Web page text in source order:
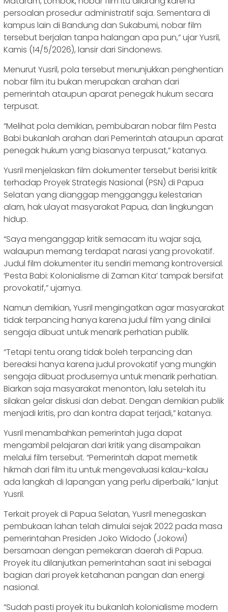
persoalan prosedur administratif saja. Sementara di
kampus lain di Bandung dan Sukabumi, nobar film
tersebut berjalan tanpa halangan apa pun,” ujar Yusril,
Kamis (14/5/2026), lansir dari Sindonews.
Menurut Yusril, pola tersebut menunjukkan penghentian
nobar film itu bukan merupakan arahan dari
pemerintah ataupun aparat penegak hukum secara
terpusat.
“Melihat pola demikian, pembubaran nobar film Pesta
Babi bukanlah arahan dari Pemerintah ataupun aparat
penegak hukum yang biasanya terpusat,” katanya.
Yusril menjelaskan film dokumenter tersebut berisi kritik
terhadap Proyek Strategis Nasional (PSN) di Papua
Selatan yang dianggap mengganggu kelestarian
alam, hak ulayat masyarakat Papua, dan lingkungan
hidup.
“Saya menganggap kritik semacam itu wajar saja,
walaupun memang terdapat narasi yang provokatif.
Judul film dokumenter itu sendiri memang kontroversial.
‘Pesta Babi: Kolonialisme di Zaman Kita’ tampak bersifat
provokatif,” ujarnya.
Namun demikian, Yusril mengingatkan agar masyarakat
tidak terpancing hanya karena judul film yang dinilai
sengaja dibuat untuk menarik perhatian publik.
“Tetapi tentu orang tidak boleh terpancing dan
bereaksi hanya karena judul provokatif yang mungkin
sengaja dibuat produsernya untuk menarik perhatian.
Biarkan saja masyarakat menonton, lalu setelah itu
silakan gelar diskusi dan debat. Dengan demikian publik
menjadi kritis, pro dan kontra dapat terjadi,” katanya.
Yusril menambahkan pemerintah juga dapat
mengambil pelajaran dari kritik yang disampaikan
melalui film tersebut. “Pemerintah dapat memetik
hikmah dari film itu untuk mengevaluasi kalau-kalau
ada langkah di lapangan yang perlu diperbaiki,” lanjut
Yusril.
Terkait proyek di Papua Selatan, Yusril menegaskan
pembukaan lahan telah dimulai sejak 2022 pada masa
pemerintahan Presiden Joko Widodo (Jokowi)
bersamaan dengan pemekaran daerah di Papua.
Proyek itu dilanjutkan pemerintahan saat ini sebagai
bagian dari proyek ketahanan pangan dan energi
nasional.
”Sudah pasti proyek itu bukanlah kolonialisme modern